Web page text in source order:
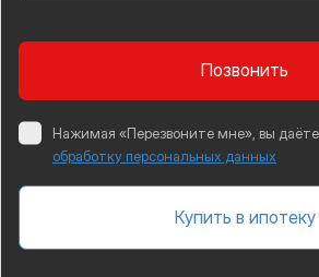
Позвонить
Нажимая «Перезвоните мне», вы
обработку персональных данных
Купить в ипотеку